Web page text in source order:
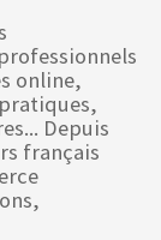
online,
Depuis
français